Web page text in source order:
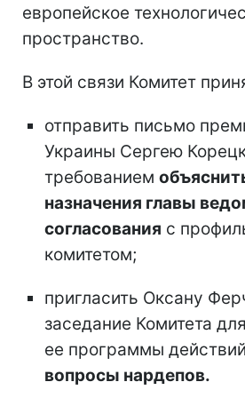
европейское
пространство.
В этой связи Комитет
отправить письмо
Украины Сергею
требованием
назначения главы
согласования с
комитетом;
пригласить Оксану
заседание Комитета
ее программы
вопросы нардепов.